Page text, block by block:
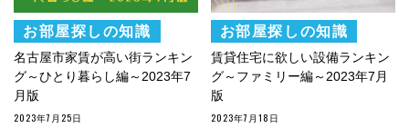
お部屋探しの知識
名古屋市家賃が高い街ランキン
グ～ひとり暮らし編～2023年7
月版
2023年7月25日
お部屋探しの知識
賃貸住宅に欲しい設備ランキン
グ～ファミリー編～2023年7月
版
2023年7月18日